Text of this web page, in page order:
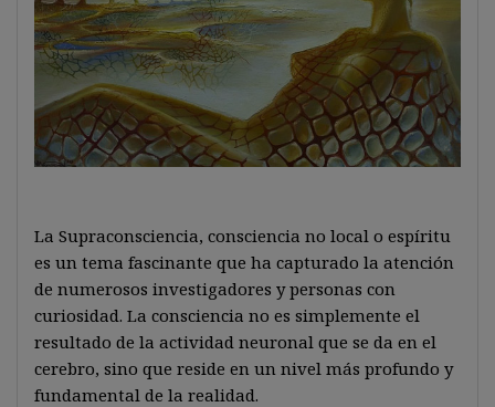
La Supraconsciencia, consciencia no local o espíritu
es un tema fascinante que ha capturado la atención
de numerosos investigadores y personas con
curiosidad. La consciencia no es simplemente el
resultado de la actividad neuronal que se da en el
cerebro, sino que reside en un nivel más profundo y
fundamental de la realidad.